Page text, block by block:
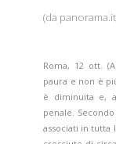
(da
Roma, 12 ott.
paura e non è
è diminuita e,
penale.
associati in tutta